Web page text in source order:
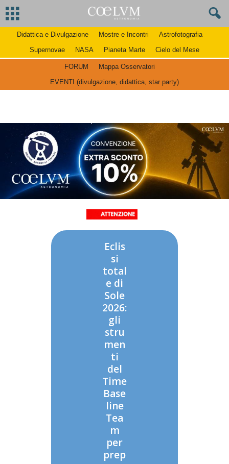
Didattica e Divulgazione Mostre e Incontri
Astrofotografia
Supernovae
NASA Pianeta Marte Cielo del Mese
FORUM
Mappa Osservatori
EVENTI (divulgazione, didattica, star party)
Eclis
si
total
e di
Sole
2026:
gli
stru
men
ti
del
Time
Base
line
Tea
m
per
prep